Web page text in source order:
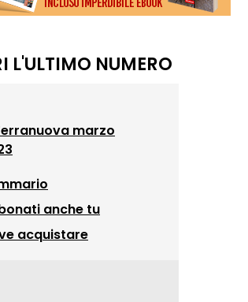
L'ULTIMO NUMERO
anche tu
acquistare